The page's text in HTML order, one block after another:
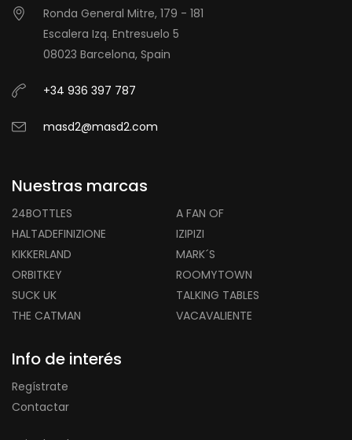
Ronda General Mitre, 179 - 181
Escalera Izq. Entresuelo 5
08023 Barcelona, Spain
+34 936 397 787
masd2@masd2.com
Nuestras marcas
24BOTTLES
A FAN OF
HALTADEFINIZIONE
IZIPIZI
KIKKERLAND
MARK´S
ORBITKEY
ROOMYTOWN
SUCK UK
TALKING TABLES
THE CATMAN
VACAVALIENTE
Info de interés
Regístrate
Contactar